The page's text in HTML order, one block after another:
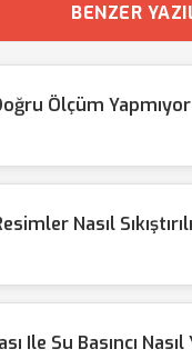
BENZER
Ölçüm
Nasıl
Ile Su Basıncı